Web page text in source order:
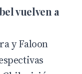
vuelven a
y Faloon